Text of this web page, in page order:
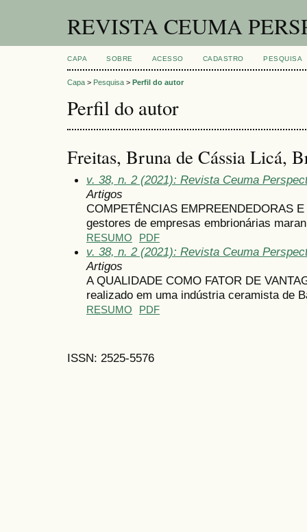
REVISTA CEUMA
CAPA SOBRE ACESSO CADASTRO PESQUISA
Capa > Pesquisa > Perfil do autor
Perfil do autor
Freitas, Bruna de Cássia Licá,
v. 38, n. 2 (2021): Revista Ceuma
Artigos
COMPETÊNCIAS EMPREENDEDORAS
gestores de empresas embrionárias
RESUMO PDF
v. 38, n. 2 (2021): Revista Ceuma
Artigos
A QUALIDADE COMO FATOR DE
realizado em uma indústria ceramista de
RESUMO PDF
ISSN: 2525-5576